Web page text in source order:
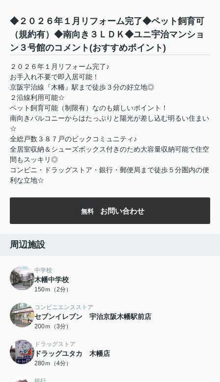
◆２０２６年１月リフォーム完了◆ペット飼育可
（規約有）◆南向き３ＬＤＫ◆ユニ宇治マンショ
ン３号館のコメント(おすすめポイント)
２０２６年１月リフォーム完了♪
お手入れ不要で即入居可能！
京阪宇治線『木幡』駅まで徒歩３分の好立地◎
２沿線利用可能☆
ペット飼育可能（制限有）なのも嬉しいポイント！
南向きバルコニーからはたっぷりと陽光が差し込む明るい住まい
☆
全総戸数３８７戸のビックコミュニティ♪
全居室収納＆シューズボックス付きのため大容量収納可能で住空
間もスッキリ◎
コンビニ・ドラッグストア・銀行・郵便局まで徒歩５分圏内の便
利な立地☆
無料 お問い合わせ
周辺施設
中学校
木幡中学校
150ｍ（2分）
コンビニエンスストア
セブンイレブン 宇治京阪木幡駅前店
200ｍ（3分）
ドラッグストア
ドラッグユタカ 木幡店
280ｍ（4分）